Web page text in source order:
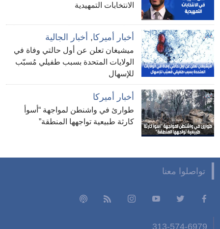
الانتخابات التمهيدية
أخبار أميركا, أخبار الجالية
ميشيغان تعلن عن أول حالتي وفاة في
الولايات المتحدة بسبب طفيلي مُسبّب
للإسهال
أخبار أميركا
طوارئ في واشنطن لمواجهة “أسوأ
كارثة طبيعية تواجهها المنطقة”
تواصلوا معنا
313-574-6979